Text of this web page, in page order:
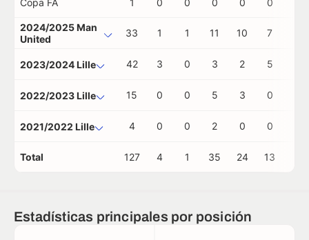
Copa FA 1 0 0 0 0 0
2024/2025 Man
United
33 1 1 11 10 7
2023/2024 Lille 42 3 0 3 2 5
2022/2023 Lille 15 0 0 5 3 0
2021/2022 Lille 4 0 0 2 0 0
Total 127 4 1 35 24 13
Estadísticas principales por posición